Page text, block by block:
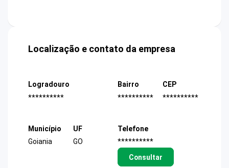
Localização e contato da empresa
Logradouro
**********
Bairro
**********
CEP
**********
Município
Goiania
UF
GO
Telefone
**********
Consultar